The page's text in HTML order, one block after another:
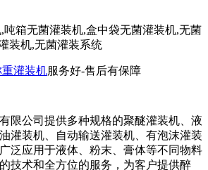
重灌装机服务好-售后有保障
限公司提供多种规格的聚醚灌装机、液
灌装机、自动输送灌装机、有泡沫灌装
泛应用于液体、粉末、膏体等不同物料
技术和全方位的服务，为客户提供醉